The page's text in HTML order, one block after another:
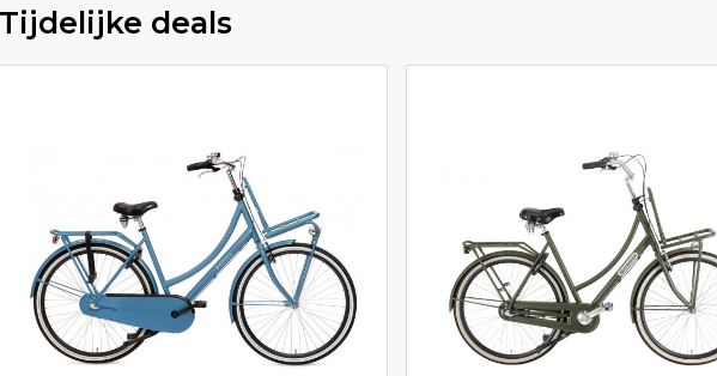
Tijdelijke deals